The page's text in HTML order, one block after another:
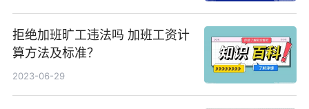
拒绝加班旷工违法吗 加班工资计
算方法及标准？
2023-06-29